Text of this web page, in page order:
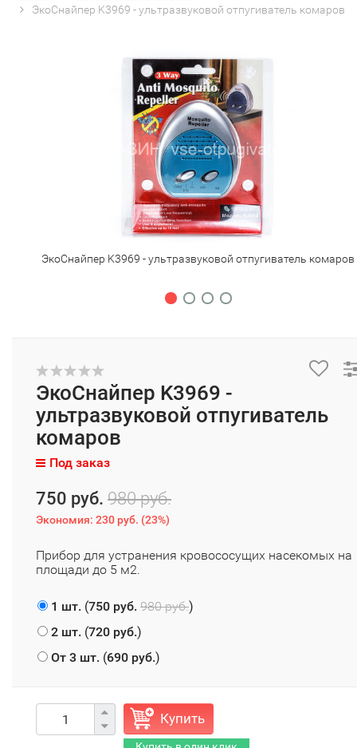
ЭкоСнайпер K3969 - ультразвуковой отпугиватель комаров
ЭкоСнайпер K3969 - ультразвуковой отпугиватель комаров
ЭкоСнайпер K3969 -
ультразвуковой отпугиватель
комаров
Под заказ
750 руб. 980 руб.
Экономия: 230 руб. (23%)
Прибор для устранения кровососущих насекомых на
площади до 5 м2.
1 шт. (750 руб. 980 руб.)
2 шт. (720 руб.)
От 3 шт. (690 руб.)
Купить